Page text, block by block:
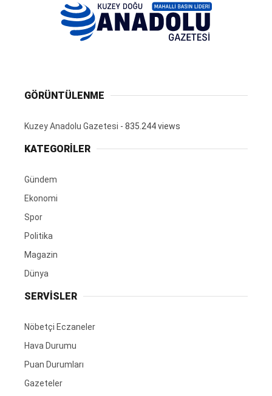
GÖRÜNTÜLENME
Kuzey Anadolu Gazetesi - 835.244 views
KATEGORİLER
Gündem
Ekonomi
Spor
Politika
Magazin
Dünya
SERVİSLER
Nöbetçi Eczaneler
Hava Durumu
Puan Durumları
Gazeteler